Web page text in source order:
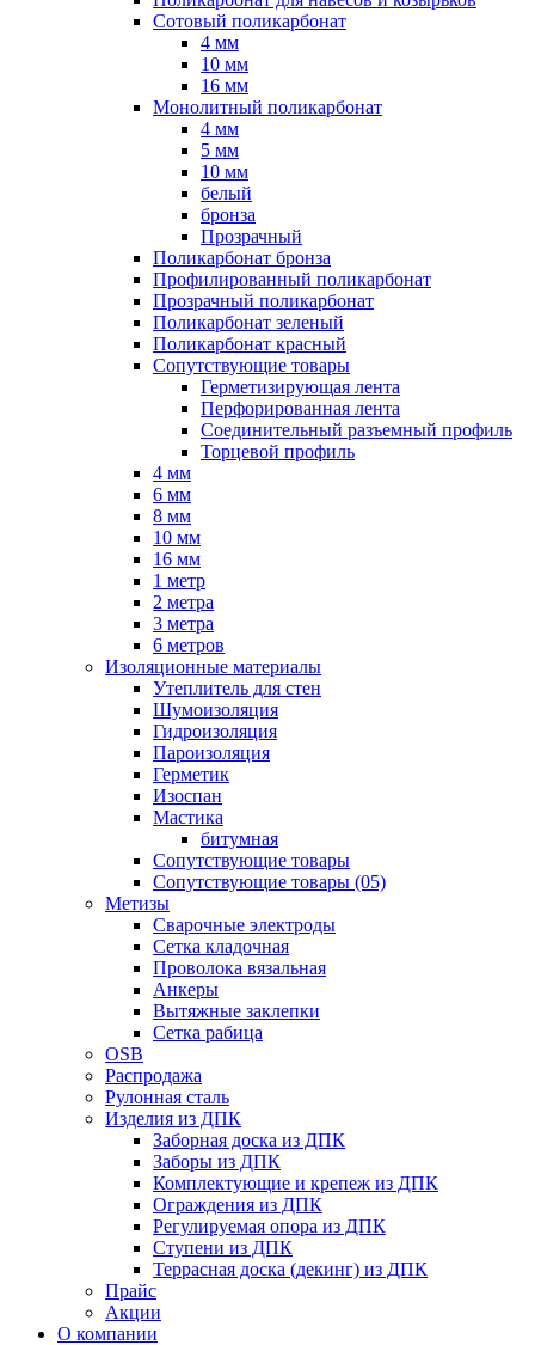
Сотовый поликарбонат
4 мм
10 мм
16 мм
Монолитный поликарбонат
4 мм
5 мм
10 мм
белый
бронза
Прозрачный
Поликарбонат бронза
Профилированный поликарбонат
Прозрачный поликарбонат
Поликарбонат зеленый
Поликарбонат красный
Сопутствующие товары
Герметизирующая лента
Перфорированная лента
Соединительный разъемный профиль
Торцевой профиль
4 мм
6 мм
8 мм
10 мм
16 мм
1 метр
2 метра
3 метра
6 метров
Изоляционные материалы
Утеплитель для стен
Шумоизоляция
Гидроизоляция
Пароизоляция
Герметик
Изоспан
Мастика
битумная
Сопутствующие товары
Сопутствующие товары (05)
Метизы
Сварочные электроды
Сетка кладочная
Проволока вязальная
Анкеры
Вытяжные заклепки
Сетка рабица
OSB
Распродажа
Рулонная сталь
Изделия из ДПК
Заборная доска из ДПК
Заборы из ДПК
Комплектующие и крепеж из ДПК
Ограждения из ДПК
Регулируемая опора из ДПК
Ступени из ДПК
Террасная доска (декинг) из ДПК
Прайс
Акции
О компании